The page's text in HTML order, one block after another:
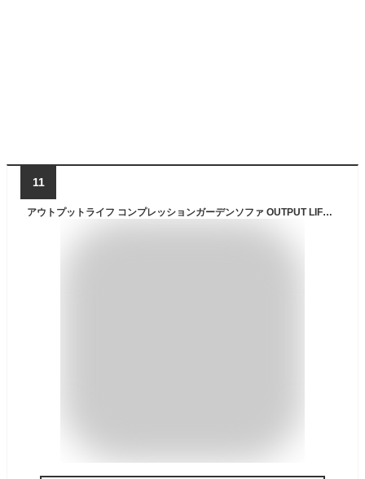
11
アウトプットライフ コンプレッションガーデンソファ OUTPUT LIFE Compression Garden Sofa [ ベージュ ]